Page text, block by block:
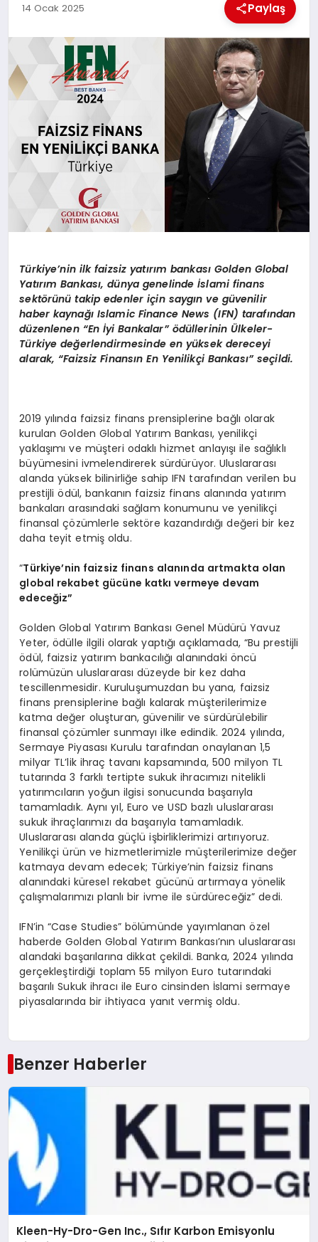
MAGAZIN
SIYASET
TEKNOLOJI
14 Ocak 2025 Paylaş
Türkiye’nin ilk faizsiz yatırım bankası Golden Global
Yatırım Bankası, dünya genelinde İslami finans
sektörünü takip edenler için saygın ve güvenilir
haber kaynağı Islamic Finance News (IFN) tarafından
düzenlenen “En İyi Bankalar” ödüllerininÜlkeler-
Türkiye değerlendirmesinde en yüksek dereceyi
alarak, “Faizsiz Finansın En Yenilikçi Bankası” seçildi.
2019 yılında faizsiz finans prensiplerine bağlı olarak
kurulan Golden Global Yatırım Bankası, yenilikçi
yaklaşımı ve müşteri odaklı hizmet anlayışı ile sağlıklı
büyümesini ivmelendirerek sürdürüyor. Uluslararası
alanda yüksek bilinirliğe sahip IFN tarafından verilen bu
prestijli ödül, bankanın faizsiz finans alanında yatırım
bankaları arasındaki sağlam konumunu ve yenilikçi
finansal çözümlerle sektöre kazandırdığı değeri bir kez
daha teyit etmiş oldu.
“Türkiye’nin faizsiz finans alanında artmakta olan
global rekabet gücüne katkı vermeye devam
edeceğiz”
Golden Global Yatırım Bankası Genel Müdürü Yavuz
Yeter, ödülle ilgili olarak yaptığı açıklamada, “Bu prestijli
ödül, faizsiz yatırım bankacılığı alanındaki öncü
rolümüzün uluslararası düzeyde bir kez daha
tescillenmesidir. Kuruluşumuzdan bu yana, faizsiz
finans prensiplerine bağlı kalarak müşterilerimize
katma değer oluşturan, güvenilir ve sürdürülebilir
finansal çözümler sunmayı ilke edindik. 2024 yılında,
Sermaye Piyasası Kurulu tarafından onaylanan 1,5
milyar TL’lik ihraç tavanı kapsamında, 500 milyon TL
tutarında 3 farklı tertipte sukuk ihracımızı nitelikli
yatırımcıların yoğun ilgisi sonucunda başarıyla
tamamladık. Aynı yıl, Euro ve USD bazlı uluslararası
sukuk ihraçlarımızı da başarıyla tamamladık.
Uluslararası alanda güçlü işbirliklerimizi artırıyoruz.
Yenilikçi ürün ve hizmetlerimizle müşterilerimize değer
katmaya devam edecek; Türkiye’nin faizsiz finans
alanındaki küresel rekabet gücünü artırmaya yönelik
çalışmalarımızı planlı bir ivme ile sürdüreceğiz” dedi.
IFN’in “Case Studies” bölümünde yayımlanan özel
haberde Golden Global Yatırım Bankası’nın uluslararası
alandaki başarılarına dikkat çekildi. Banka, 2024 yılında
gerçekleştirdiği toplam 55 milyon Euro tutarındaki
başarılı Sukuk ihracı ile Euro cinsinden İslami sermaye
piyasalarında bir ihtiyaca yanıt vermiş oldu.
Benzer Haberler
Kleen-Hy-Dro-Gen Inc., Sıfır Karbon Emisyonlu